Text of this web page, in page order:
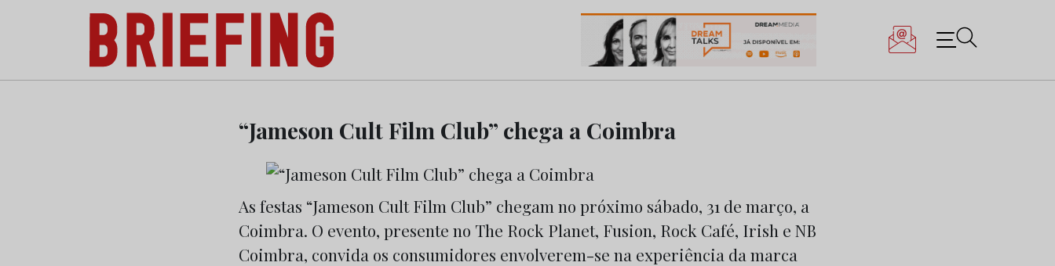
Briefing: Todas as notícias sobre os negócios do Marketing e da Publicidade
“Jameson Cult Film Club” chega a Coimbra
As festas “Jameson Cult Film Club” chegam no próximo sábado, 31 de março, a
Coimbra. O evento, presente no The Rock Planet, Fusion, Rock Café, Irish e NB
Coimbra, convida os consumidores envolverem-se na experiência da marca